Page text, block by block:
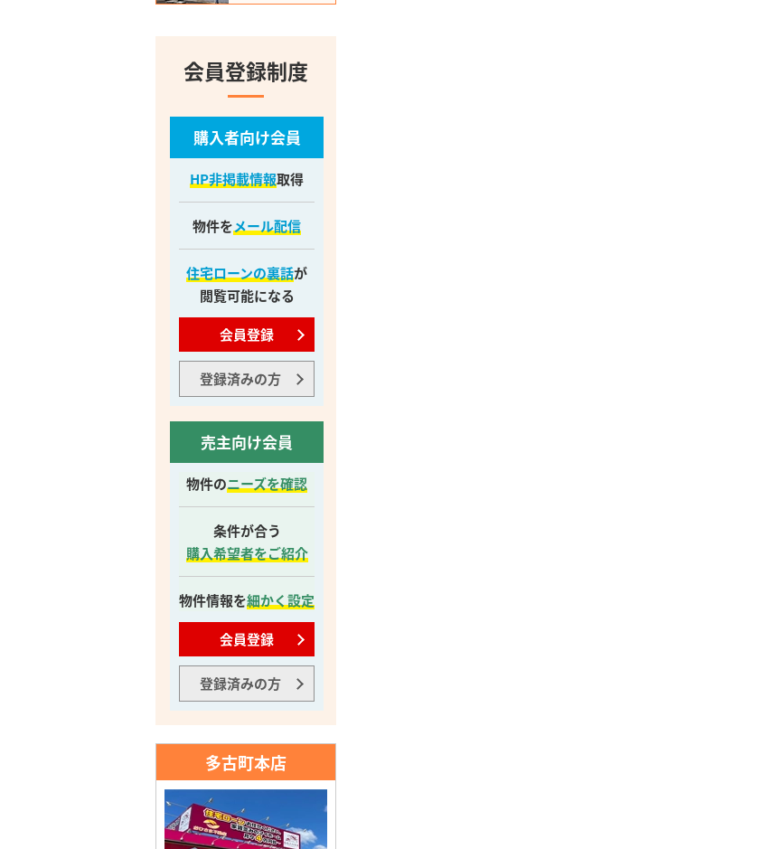
会員登録制度
購入者向け会員
HP非掲載情報取得
物件をメール配信
住宅ローンの裏話が
閲覧可能になる
会員登録
登録済みの方
売主向け会員
物件のニーズを確認
条件が合う
購入希望者をご紹介
物件情報を細かく設定
会員登録
登録済みの方
多古町本店